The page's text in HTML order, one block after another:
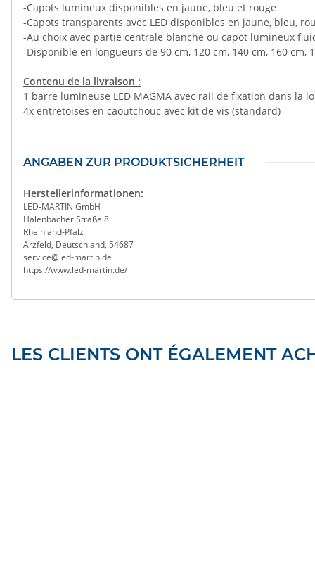
-Capots lumineux disponibles en jaune, bleu et rouge
-Capots transparents avec LED disponibles en jaune, bleu,
-Au choix avec partie centrale blanche ou capot lumineux
-Disponible en longueurs de 90 cm, 120 cm, 140 cm, 160 cm,
Contenu de la livraison :
1 barre lumineuse LED MAGMA avec rail de fixation dans
4x entretoises en caoutchouc avec kit de vis (standard)
ANGABEN ZUR PRODUKTSICHERHEIT
Herstellerinformationen:
LED-MARTIN GmbH
Halenbacher Straße 8
Rheinland-Pfalz
Arzfeld, Deutschland, 54687
service@led-martin.de
https://www.led-martin.de/
LES CLIENTS ONT ÉGALEMENT